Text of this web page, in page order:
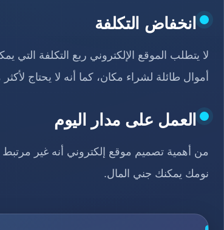
انخفاض التكلفة
لا يتطلب الموقع الإلكتروني ربع التكلفة التي
أموال طائلة لشراء مكان، كما أنه لا يحتاج
العمل على مدار اليوم
من أهمية تصميم موقع إلكتروني أنه غير
نومك يمكنك جني المال.